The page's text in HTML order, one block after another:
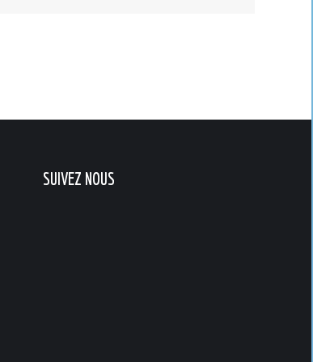
SUIVEZ NOUS